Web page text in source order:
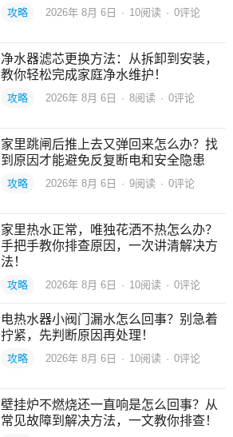
攻略 2026年 8月 6日 · 10阅读 · 0评论
净水器滤芯更换方法：从拆卸到安装，
教你轻松完成家庭净水维护！
攻略 2026年 8月 6日 · 8阅读 · 0评论
家里跳闸后推上去又弹回来怎么办？找
到原因才能避免反复断电和安全隐患
攻略 2026年 8月 6日 · 9阅读 · 0评论
家里热水正常，唯独花洒不热怎么办？
手把手教你排查原因，一次讲清解决方
法！
攻略 2026年 8月 6日 · 10阅读 · 0评论
电热水器小阀门漏水怎么回事？别急着
拧紧，先判断原因再处理！
攻略 2026年 8月 6日 · 10阅读 · 0评论
壁挂炉不燃烧还一直响是怎么回事？从
常见故障到解决方法，一文教你排查！